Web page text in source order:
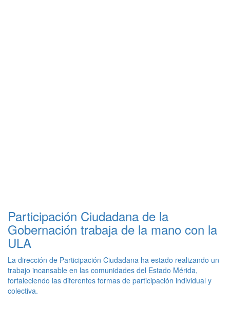
Participación Ciudadana de la
Gobernación trabaja de la mano con la
ULA
La dirección de Participación Ciudadana ha estado realizando un
trabajo incansable en las comunidades del Estado Mérida,
fortaleciendo las diferentes formas de participación individual y
colectiva.